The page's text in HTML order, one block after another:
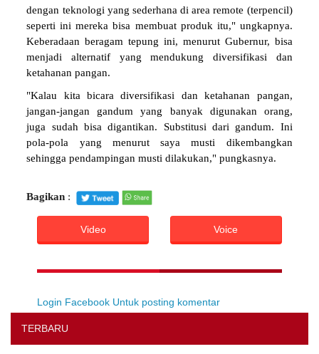
dengan teknologi yang sederhana di area remote (terpencil)
seperti ini mereka bisa membuat produk itu," ungkapnya.
Keberadaan beragam tepung ini, menurut Gubernur, bisa
menjadi alternatif yang mendukung diversifikasi dan
ketahanan pangan.
"Kalau kita bicara diversifikasi dan ketahanan pangan,
jangan-jangan gandum yang banyak digunakan orang,
juga sudah bisa digantikan. Substitusi dari gandum. Ini
pola-pola yang menurut saya musti dikembangkan
sehingga pendampingan musti dilakukan," pungkasnya.
Bagikan :
Video Voice
Login Facebook Untuk posting komentar
TERBARU